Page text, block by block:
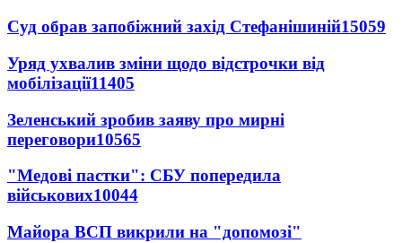
Суд обрав запобіжний захід Стефанішиній15059
Уряд ухвалив зміни щодо відстрочки від
мобілізації11405
Зеленський зробив заяву про мирні
переговори10565
"Медові пастки": СБУ попередила
військових10044
Майора ВСП викрили на "допомозі"